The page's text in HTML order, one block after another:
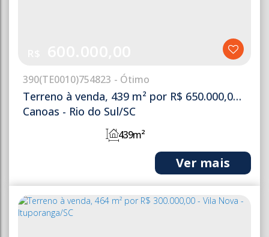
Terreno à venda, 439 m² por R$ 650.000,00 -
Canoas - Rio do Sul/SC
390(TE0010)754823
439m²